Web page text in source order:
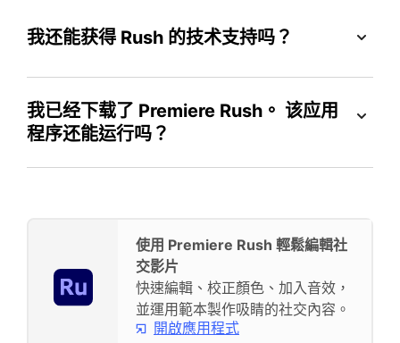
我还能获得 Rush 的技术支持吗？
我已经下载了 Premiere Rush。 该应用
程序还能运行吗？
使用 Premiere Rush 輕鬆編輯社
交影片
快速編輯、校正顏色、加入音效，
並運用範本製作吸睛的社交內容。
開啟應用程式